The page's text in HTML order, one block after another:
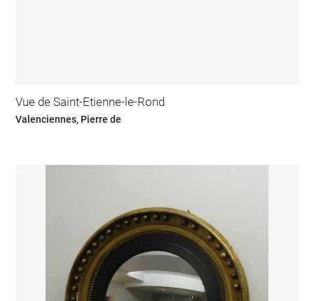
Vue de Saint-Etienne-le-Rond
Valenciennes, Pierre de